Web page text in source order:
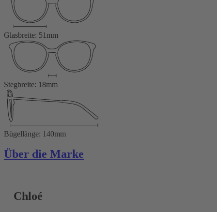
Glasbreite: 51mm
Stegbreite: 18mm
Bügellänge: 140mm
Über die Marke
Chloé